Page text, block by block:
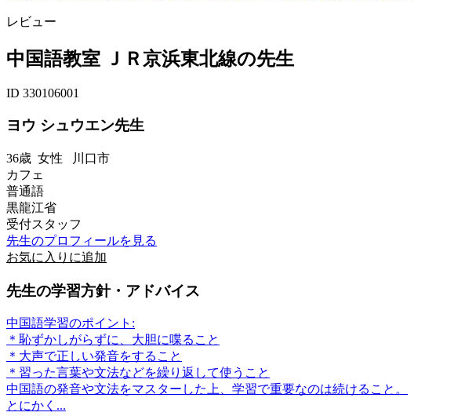
レビュー
中国語教室 ＪＲ京浜東北線の先生
ID 330106001
ヨウ シュウエン先生
36歳 女性 川口市
カフェ
普通語
黒龍江省
受付スタッフ
先生のプロフィールを見る
お気に入りに追加
先生の学習方針・アドバイス
中国語学習のポイント:
＊恥ずかしがらずに、大胆に喋ること
＊大声で正しい発音をすること
＊習った言葉や文法などを繰り返して使うこと
中国語の発音や文法をマスターした上、学習で重要なのは続けること。
とにかく...